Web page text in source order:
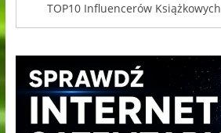
TOP10 Influencerów Książkowych